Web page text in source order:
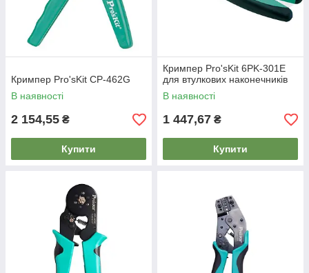
Кримпер Pro'sKit CP-462G
В наявності
2 154,55 ₴
Купити
Кримпер Pro'sKit 6PK-301E
для втулкових наконечників
В наявності
1 447,67 ₴
Купити